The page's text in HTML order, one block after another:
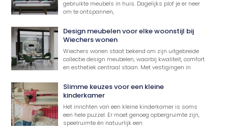
gebruikte meubels in huis. Dagelijks plof je er neer
om te ontspannen,
Design meubelen voor elke woonstijl bij
Wiechers wonen
Wiechers wonen staat bekend om zijn uitgebreide
collectie design meubelen, waarbij kwaliteit, comfort
en esthetiek centraal staan. Met vestigingen in
Slimme keuzes voor een kleine
kinderkamer
Het inrichten van een kleine kinderkamer is soms
een hele puzzel. Er moet genoeg opbergruimte zijn,
speelruimte én natuurlijk een